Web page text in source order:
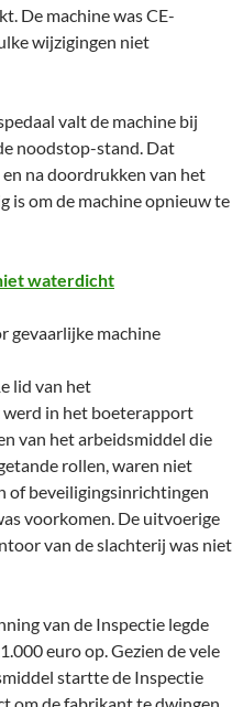
De machine was CE-
wijzigingen niet
valt de machine bij
noodstop-stand. Dat
na doordrukken van het
is om de machine opnieuw te
waterdicht
gevaarlijke machine
lid van het
in het boeterapport
van het arbeidsmiddel die
rollen, waren niet
of beveiligingsinrichtingen
voorkomen. De uitvoerige
van de slachterij was niet
van de Inspectie legde
euro op. Gezien de vele
startte de Inspectie